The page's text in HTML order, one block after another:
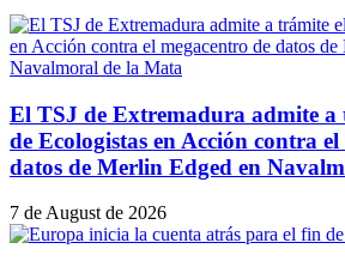
El TSJ de Extremadura admite a
de Ecologistas en Acción contra
datos de Merlin Edged en
7 de August de 2026